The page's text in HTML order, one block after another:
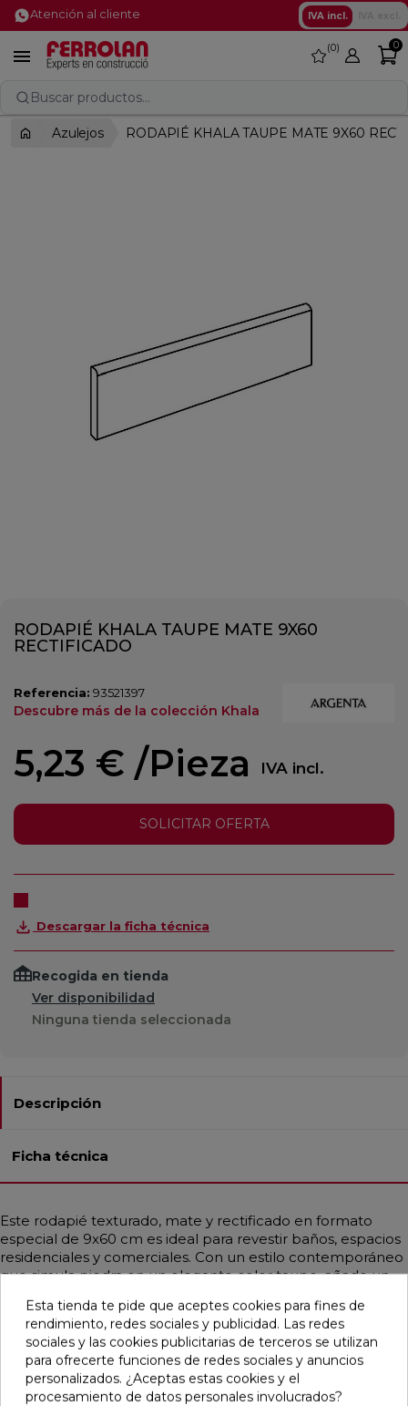
Atención al cliente IVA incl.
 favorite
0 0
Buscar productos...
Azulejos RODAPIÉ KHALA TAUPE MATE 9X60
RODAPIÉ KHALA TAUPE MATE 9X60
RECTIFICADO
Referencia: 93521397
Descubre más de la colección Khala
5,23 € /Pieza IVA incl.
SOLICITAR OFERTA
Descargar la ficha técnica
Recogida en tienda
Ver disponibilidad
Ninguna tienda seleccionada
Descripción
Ficha técnica
Este rodapié texturado, mate y rectificado en formato
especial de 9x60 cm es ideal para revestir baños, espacios
residenciales y comerciales. Con un estilo contemporáneo
que simula piedra en un elegante color taupe, añade un
Pensamos que te puede interesar
Esta tienda te pide que aceptes cookies para fines de
rendimiento, redes sociales y publicidad. Las redes
sociales y las cookies publicitarias de terceros se utilizan
para ofrecerte funciones de redes sociales y anuncios
personalizados. ¿Aceptas estas cookies y el
procesamiento de datos personales involucrados?